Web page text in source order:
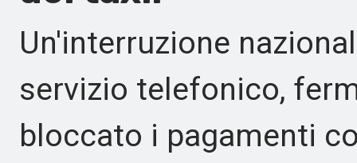
Un'interruzione
servizio telefonico,
bloccato i pagamenti